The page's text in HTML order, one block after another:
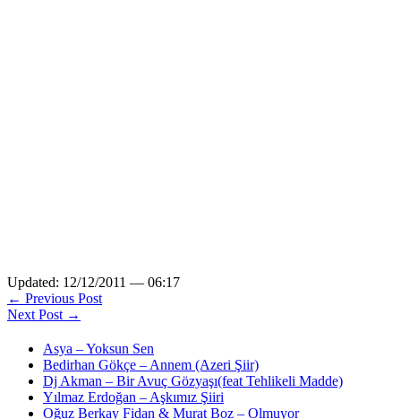
Updated: 12/12/2011 — 06:17
← Previous Post
Next Post →
Asya – Yoksun Sen
Bedirhan Gökçe – Annem (Azeri Şiir)
Dj Akman – Bir Avuç Gözyaşı(feat Tehlikeli Madde)
Yılmaz Erdoğan – Aşkımız Şiiri
Oğuz Berkay Fidan & Murat Boz – Olmuyor